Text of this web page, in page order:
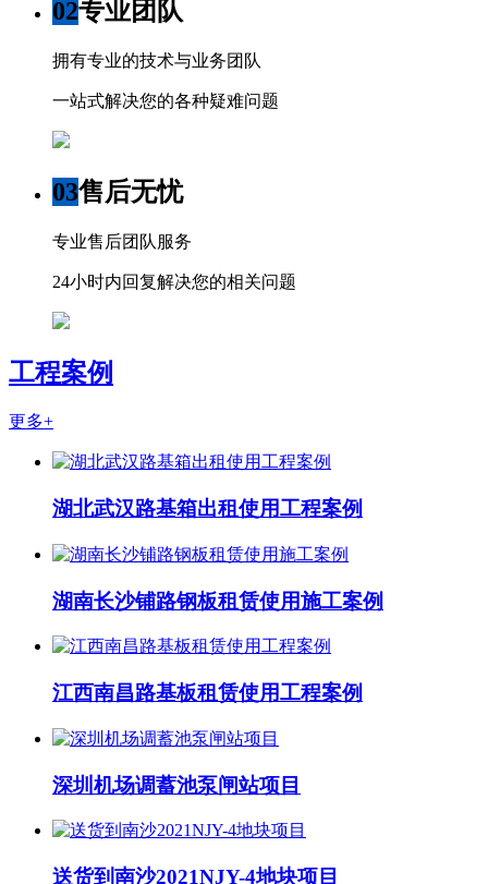
02专业团队
拥有专业的技术与业务团队
一站式解决您的各种疑难问题
03售后无忧
专业售后团队服务
24小时内回复解决您的相关问题
工程案例
更多+
湖北武汉路基箱出租使用工程案例
湖南长沙铺路钢板租赁使用施工案例
江西南昌路基板租赁使用工程案例
深圳机场调蓄池泵闸站项目
送货到南沙2021NJY-4地块项目